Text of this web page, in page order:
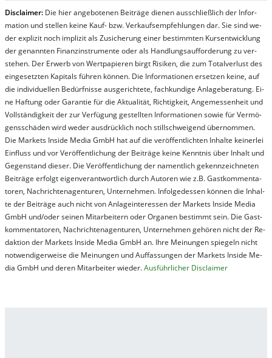
Dis­clai­mer: Die hier an­ge­bo­te­nen Bei­trä­ge die­nen aus­schließ­lich der In­for­
ma­t­ion und stel­len kei­ne Kauf- bzw. Ver­kaufs­em­pfeh­lung­en dar. Sie sind we­
der ex­pli­zit noch im­pli­zit als Zu­sich­er­ung ei­ner be­stim­mt­en Kurs­ent­wick­lung
der ge­nan­nt­en Fi­nanz­in­stru­men­te oder als Handl­ungs­auf­for­der­ung zu ver­
steh­en. Der Er­werb von Wert­pa­pier­en birgt Ri­si­ken, die zum To­tal­ver­lust des
ein­ge­setz­ten Ka­pi­tals füh­ren kön­nen. Die In­for­ma­tion­en er­setz­en kei­ne, auf
die in­di­vi­du­el­len Be­dür­fnis­se aus­ge­rich­te­te, fach­kun­di­ge An­la­ge­be­ra­tung. Ei­
ne Haf­tung oder Ga­ran­tie für die Ak­tu­ali­tät, Rich­tig­keit, An­ge­mes­sen­heit und
Vol­lständ­ig­keit der zur Ver­fü­gung ge­stel­lt­en In­for­ma­tion­en so­wie für Ver­mö­
gens­schä­den wird we­der aus­drück­lich noch stil­lschwei­gend über­nom­men.
Die Mar­kets In­side Me­dia GmbH hat auf die ver­öf­fent­lich­ten In­hal­te kei­ner­lei
Ein­fluss und vor Ver­öf­fent­lich­ung der Bei­trä­ge kei­ne Ken­nt­nis über In­halt und
Ge­gen­stand die­ser. Die Ver­öf­fent­lich­ung der na­ment­lich ge­kenn­zeich­net­en
Bei­trä­ge er­folgt ei­gen­ver­ant­wort­lich durch Au­tor­en wie z.B. Gast­kom­men­ta­
tor­en, Nach­richt­en­ag­en­tur­en, Un­ter­neh­men. In­fol­ge­des­sen kön­nen die In­hal­
te der Bei­trä­ge auch nicht von An­la­ge­in­te­res­sen der Mar­kets In­side Me­dia
GmbH und/oder sei­nen Mit­ar­bei­tern oder Or­ga­nen be­stim­mt sein. Die Gast­
kom­men­ta­tor­en, Nach­rich­ten­ag­en­tur­en, Un­ter­neh­men ge­hör­en nicht der Re­
dak­tion der Mar­kets In­side Me­dia GmbH an. Ihre Mei­nung­en spie­geln nicht
not­wen­di­ger­wei­se die Mei­nung­en und Auf­fas­sung­en der Mar­kets In­side Me­
dia GmbH und de­ren Mit­ar­bei­ter wie­der.Aus­führ­lich­er Dis­clai­mer